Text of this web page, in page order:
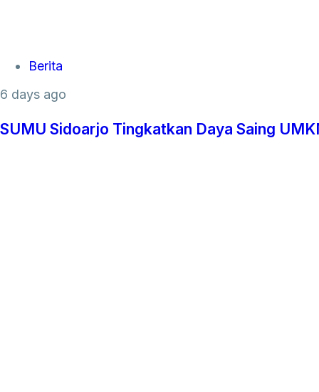
Tags Berita
6 days ago
SUMU Sidoarjo Tingkatkan Daya Saing